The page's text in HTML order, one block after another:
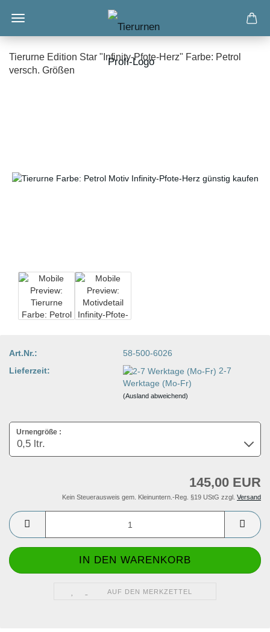
Tierurne Edition Star "Infinity-Pfote-Herz" Farbe: Petrol
versch. Größen
Art.Nr.:
58-500-6026
Lieferzeit:
2-7
Werktage (Mo-Fr)
(Ausland abweichend)
Urnengröße :
145,00 EUR
Kein Steuerausweis gem. Kleinuntern.-Reg. §19 UStG zzgl. Versand
AUF DEN MERKZETTEL